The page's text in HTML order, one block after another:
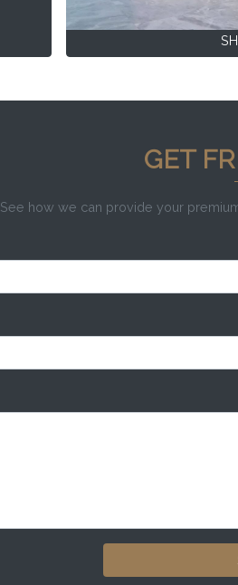
GET
See how we can provide your